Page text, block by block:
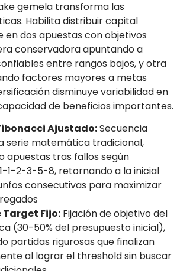
gemela transforma las
Habilita distribuir capital
dos apuestas con objetivos
conservadora apuntando a
entre rangos bajos, y otra
factores mayores a metas
disminuye variabilidad en
de beneficios importantes.
Ajustado:Secuencia
serie matemática tradicional,
apuestas tras fallos según
1-2-3-5-8, retornando a la inicial
consecutivas para maximizar
Target Fijo: Fijación de objetivo del
(30-50% del presupuesto inicial),
partidas rigurosas que finalizan
al lograr el threshold sin buscar